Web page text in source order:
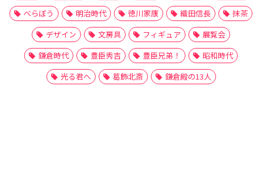
べらぼう
明治時代 徳川家康 織田信長
抹茶
デザイン
文房具 フィギュア
展覧会
鎌倉時代
豊臣秀吉 豊臣兄弟！
昭和時代
光る君へ
葛飾北斎 鎌倉殿の13人